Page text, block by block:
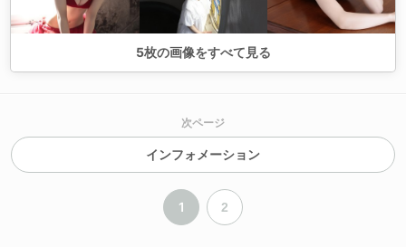
5枚の画像をすべて見る
次ページ
インフォメーション
1 2